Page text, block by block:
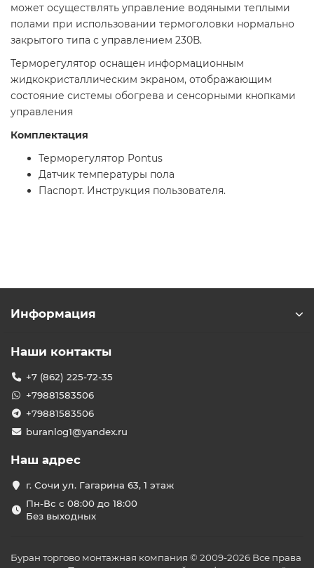
может осуществлять управление водяными теплыми
полами при использовании термоголовки нормально
закрытого типа с управлением 230В.
Терморегулятор оснащен информационным
жидкокристаллическим экраном, отображающим
состояние системы обогрева и сенсорными кнопками
управления
Комплектация
Терморегулятор Pontus
Датчик температуры пола
Паспорт. Инструкция пользователя.
Информация
Наши контакты
+7 (862) 225-72-35
+79881583506
+79881583506
buranlog1@yandex.ru
Наш адрес
г. Сочи ул. Гагарина 63, 1 этаж
Пн-Вс с 08:00 до 18:00
Без выходных
Буран торгово монтажная компания © 2009-2026 Все права